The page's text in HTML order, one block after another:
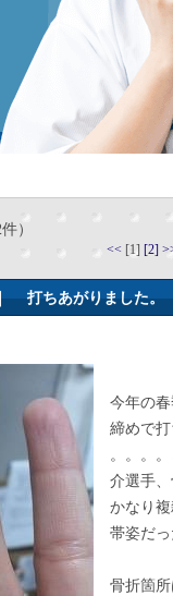
）
<< [1] [2]
｜打ちあがりました。
今年の
締めで打
。。。
介選手、
かなり
帯姿だっ
骨折箇所